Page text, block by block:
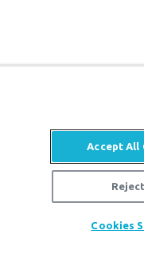
de apologética,
de Jesucristo.
Accept All
Cookies